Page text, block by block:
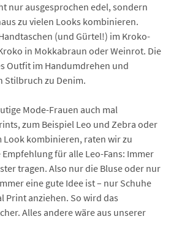
nur ausgesprochen edel, sondern
zu vielen Looks kombinieren.
(und Gürtel!) im Kroko-
in Mokkabraun oder Weinrot. Die
Outfit im Handumdrehen und
Stilbruch zu Denim.
Mode-Frauen auch mal
zum Beispiel Leo und Zebra oder
Look kombinieren, raten wir zu
für alle Leo-Fans: Immer
tragen. Also nur die Bluse oder nur
eine gute Idee ist – nur Schuhe
Print anziehen. So wird das
Alles andere wäre aus unserer